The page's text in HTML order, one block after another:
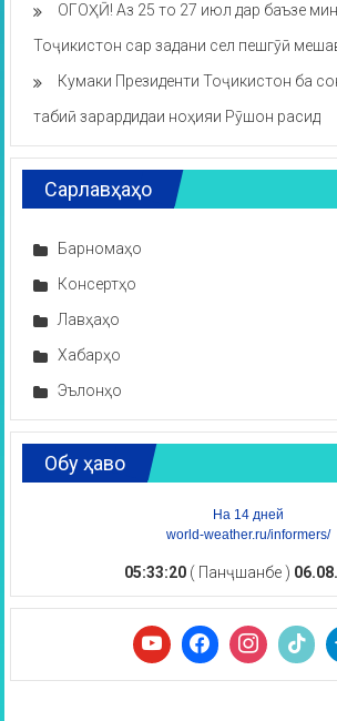
ОГОҲӢ! Аз 25 то 27 июл дар баъзе
Тоҷикистон сар задани сел пешгӯӣ
Кумаки Президенти Тоҷикистон ба
табиӣ зарардидаи ноҳияи Рӯшон расид
Сарлавҳаҳо
Барномаҳо
Консертҳо
Лавҳаҳо
Хабарҳо
Эълонҳо
Обу ҳаво
На 14 дней
world-weather.ru/informers/
05:33:21( Панҷшанбе )